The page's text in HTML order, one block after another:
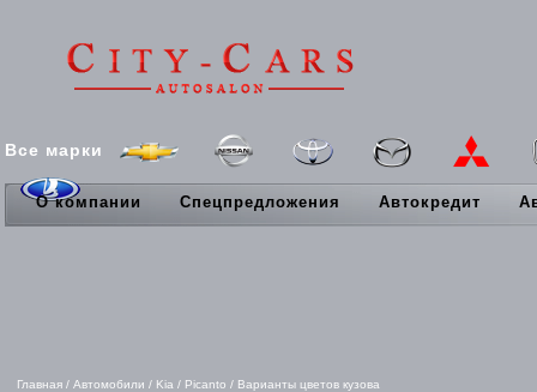
Все марки
О компании Спецпредложения Автокредит
Главная / Автомобили / Kia / Picanto / Варианты цветов кузова